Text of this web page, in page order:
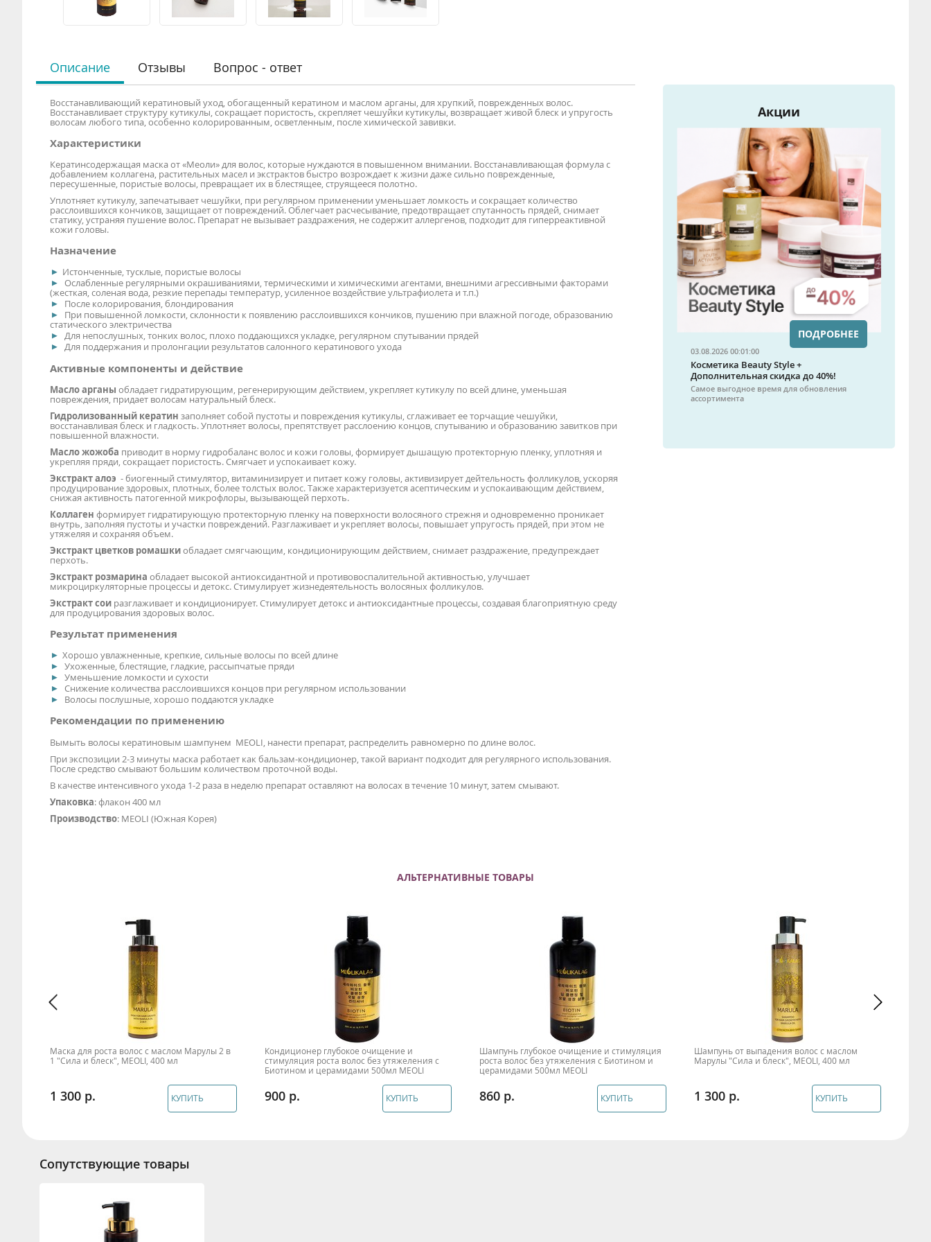
Описание
Восстанавливающий кератиновый уход, обогащенный кератином и маслом арганы, для хрупкий, поврежденных волос.
Восстанавливает структуру кутикулы, сокращает пористость, скрепляет чешуйки кутикулы, возвращает живой блеск и упругость
волосам любого типа, особенно колорированным, осветленным, после химической завивки.
Характеристики
Кератинсодержащая маска от «Меоли» для волос, которые нуждаются в повышенном внимании. Восстанавливающая формула с
добавлением коллагена, растительных масел и экстрактов быстро возрождает к жизни даже сильно поврежденные,
пересушенные, пористые волосы, превращает их в блестящее, струящееся полотно.
Уплотняет кутикулу, запечатывает чешуйки, при регулярном применении уменьшает ломкость и сокращает количество
расслоившихся кончиков, защищает от повреждений. Облегчает расчесывание, предотвращает спутанность прядей, снимает
статику, устраняя пушение волос. Препарат не вызывает раздражения, не содержит аллергенов, подходит для гиперреактивной
кожи головы.
Назначение
Истонченные, тусклые, пористые волосы
Ослабленные регулярными окрашиваниями, термическими и химическими агентами, внешними агрессивными факторами
(жесткая, соленая вода, резкие перепады температур, усиленное воздействие ультрафиолета и т.п.)
После колорирования, блондирования
При повышенной ломкости, склонности к появлению расслоившихся кончиков, пушению при влажной погоде, образованию
статического электричества
Для непослушных, тонких волос, плохо поддающихся укладке, регулярном спутывании прядей
Для поддержания и пролонгации результатов салонного кератинового ухода
Активные компоненты и действие
Масло арганы обладает гидратирующим, регенерирующим действием, укрепляет кутикулу по всей длине, уменьшая
повреждения, придает волосам натуральный блеск.
Гидролизованный кератин заполняет собой пустоты и повреждения кутикулы, сглаживает ее торчащие чешуйки,
восстанавливая блеск и гладкость. Уплотняет волосы, препятствует расслоению концов, спутыванию и образованию завитков при
повышенной влажности.
Масло жожоба приводит в норму гидробаланс волос и кожи головы, формирует дышащую протекторную пленку, уплотняя и
укрепляя пряди, сокращает пористость. Смягчает и успокаивает кожу.
Экстракт алоэ - биогенный стимулятор, витаминизирует и питает кожу головы, активизирует дейтельность фолликулов, ускоряя
продуцирование здоровых, плотных, более толстых волос. Также характеризуется асептическим и успокаивающим действием,
снижая активность патогенной микрофлоры, вызывающей перхоть.
Коллаген формирует гидратирующую протекторную пленку на поверхности волосяного стрежня и одновременно проникает
внутрь, заполняя пустоты и участки повреждений. Разглаживает и укрепляет волосы, повышает упругость прядей, при этом не
утяжеляя и сохраняя объем.
Экстракт цветков ромашкиобладает смягчающим, кондиционирующим действием, снимает раздражение, предупреждает
перхоть.
Экстракт розмарина обладает высокой антиоксидантной и противовоспалительной активностью, улучшает
микроциркуляторные процессы и детокс. Стимулирует жизнедеятельность волосяных фолликулов.
Экстракт сои разглаживает и кондиционирует. Стимулирует детокс и антиоксидантные процессы, создавая благоприятную среду
для продуцирования здоровых волос.
Результат применения
Хорошо увлажненные, крепкие, сильные волосы по всей длине
Ухоженные, блестящие, гладкие, рассыпчатые пряди
Уменьшение ломкости и сухости
Снижение количества расслоившихся концов при регулярном использовании
Волосы послушные, хорошо поддаются укладке
Рекомендации по применению
Вымыть волосы кератиновым шампунем MEOLI, нанести препарат, распределить равномерно по длине волос.
При экспозиции 2-3 минуты маска работает как бальзам-кондиционер, такой вариант подходит для регулярного использования.
После средство смывают большим количеством проточной воды.
В качестве интенсивного ухода 1-2 раза в неделю препарат оставляют на волосах в течение 10 минут, затем смывают.
Упаковка: флакон 400 мл
Производство: MEOLI (Южная Корея)
Отзывы Вопрос - ответ
Акции
03.08.2026 00:01:00
Косметика Beauty Style +
Дополнительная скидка до 40%!
Самое выгодное время для обновления
ассортимента
ПОДРОБНЕЕ
АЛЬТЕРНАТИВНЫЕ ТОВАРЫ
Маска для роста волос с маслом Марулы 2 в
1 "Сила и блеск", MEOLI, 400 мл
1 300 КУПИТЬ
Кондиционер глубокое очищение и
стимуляция роста волос без утяжеления с
Биотином и церамидами 500мл MEOLI
900 КУПИТЬ
Шампунь глубокое очищение и стимуляция
роста волос без утяжеления с Биотином и
церамидами 500мл MEOLI
860 КУПИТЬ
Шампунь от выпадения волос с маслом
Марулы "Сила и блеск", MEOLI, 400 мл
1 300 КУПИТЬ
Сопутствующие товары